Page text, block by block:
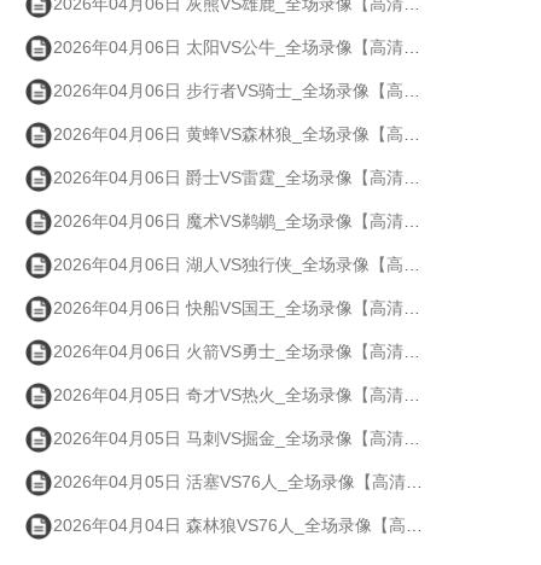
2026年04月06日 太阳VS公牛_全场录像【高清回放】
2026年04月06日 步行者VS骑士_全场录像【高清回放】
2026年04月06日 黄蜂VS森林狼_全场录像【高清回放】
2026年04月06日 爵士VS雷霆_全场录像【高清回放】
2026年04月06日 魔术VS鹈鹕_全场录像【高清回放】
2026年04月06日 湖人VS独行侠_全场录像【高清回放】
2026年04月06日 快船VS国王_全场录像【高清回放】
2026年04月06日 火箭VS勇士_全场录像【高清回放】
2026年04月05日 奇才VS热火_全场录像【高清回放】
2026年04月05日 马刺VS掘金_全场录像【高清回放】
2026年04月05日 活塞VS76人_全场录像【高清回放】
2026年04月04日 森林狼VS76人_全场录像【高清回放】